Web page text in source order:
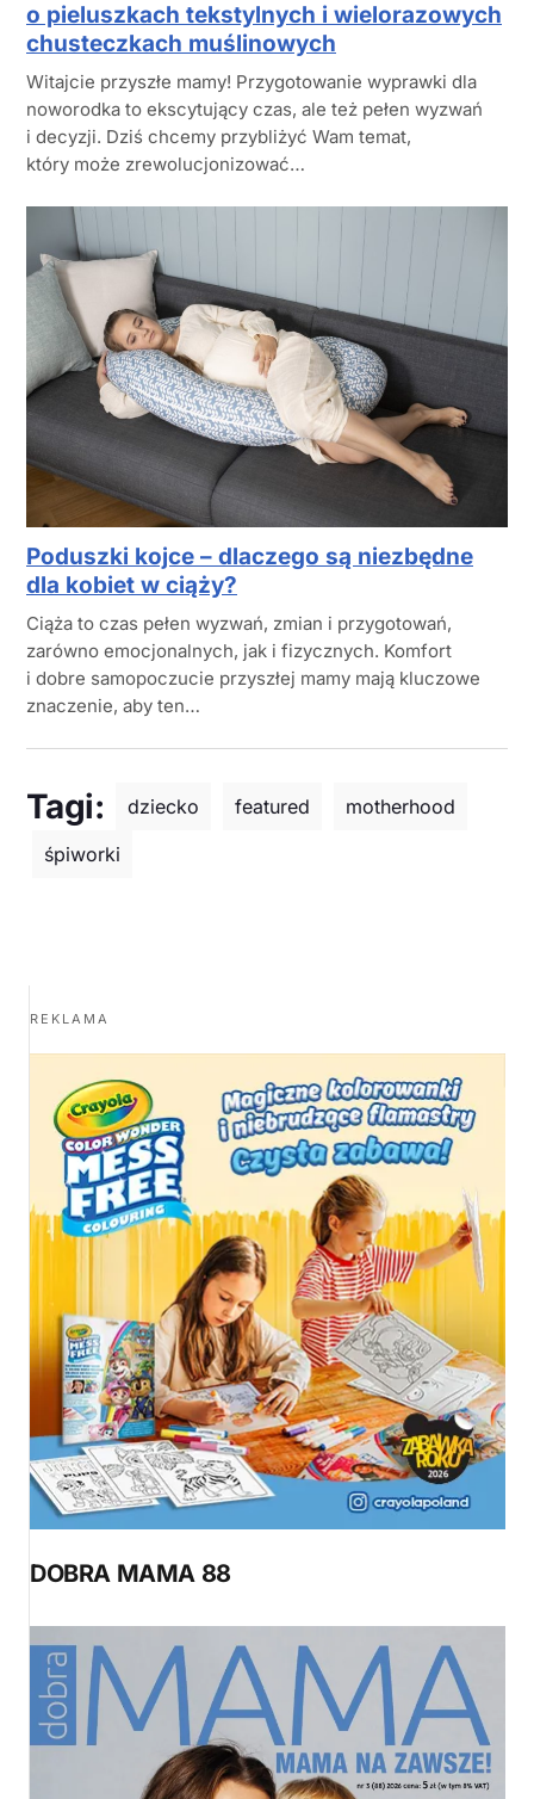
o pieluszkach tekstylnych i wielorazowych
chusteczkach muślinowych
Witajcie przyszłe mamy! Przygotowanie wyprawki dla
noworodka to ekscytujący czas, ale też pełen wyzwań
i decyzji. Dziś chcemy przybliżyć Wam temat,
który może zrewolucjonizować…
Poduszki kojce – dlaczego są niezbędne
dla kobiet w ciąży?
Ciąża to czas pełen wyzwań, zmian i przygotowań,
zarówno emocjonalnych, jak i fizycznych. Komfort
i dobre samopoczucie przyszłej mamy mają kluczowe
znaczenie, aby ten…
Tagi: dziecko featured
motherhood
śpiworki
REKLAMA
DOBRA MAMA 88